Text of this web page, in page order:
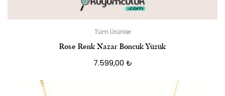
Tüm Ürünler
Rose Renk Nazar Boncuk Yüzük
7.599,00 ₺